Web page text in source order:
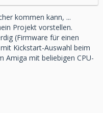
kommen kann, ...
Projekt vorstellen.
(Firmware für einen
Kickstart-Auswahl beim
Amiga mit beliebigen CPU-